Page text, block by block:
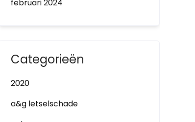
februari 2024
Categorieën
2020
a&g letselschade